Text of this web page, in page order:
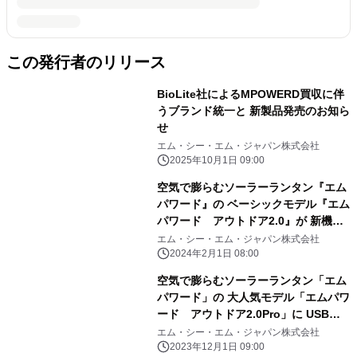
この発行者のリリース
BioLite社によるMPOWERD買収に伴
うブランド統一と 新製品発売のお知ら
せ
エム・シー・エム・ジャパン株式会社
2025年10月1日 09:00
空気で膨らむソーラーランタン『エム
パワード』の ベーシックモデル『エム
パワード アウトドア2.0』が 新機能
を追加して2月1日にリニューアル発売
エム・シー・エム・ジャパン株式会社
2024年2月1日 08:00
空気で膨らむソーラーランタン「エム
パワード」の 大人気モデル「エムパワ
ード アウトドア2.0Pro」に USB
typeCコネクタが追加、12月1日発売
エム・シー・エム・ジャパン株式会社
2023年12月1日 09:00